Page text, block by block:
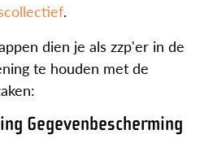
.
dien je als zzp'er in de
te houden met de
Gegevenbescherming